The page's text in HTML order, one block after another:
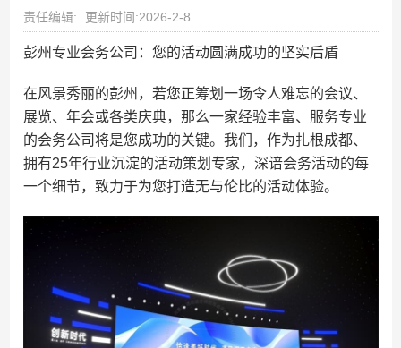
责任编辑: 更新时间:2026-2-8
彭州专业会务公司：您的活动圆满成功的坚实后盾
在风景秀丽的彭州，若您正筹划一场令人难忘的会议、
展览、年会或各类庆典，那么一家经验丰富、服务专业
的会务公司将是您成功的关键。我们，作为扎根成都、
拥有25年行业沉淀的活动策划专家，深谙会务活动的每
一个细节，致力于为您打造无与伦比的活动体验。